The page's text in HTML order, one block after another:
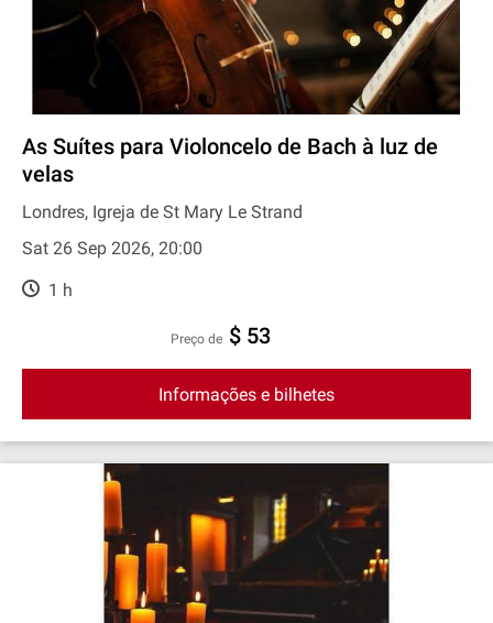
As Suítes para Violoncelo de Bach à luz de
velas
Londres, Igreja de St Mary Le Strand
Sat 26 Sep 2026, 20:00
1 h
preço de $ 53
Informações e bilhetes